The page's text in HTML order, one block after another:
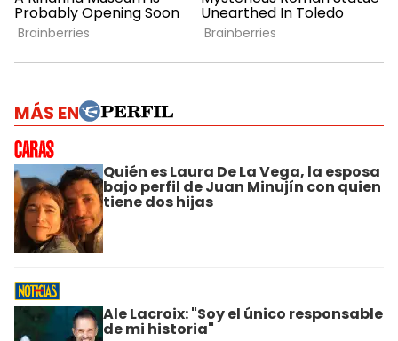
MÁS EN
Quién es Laura De La Vega, la esposa
bajo perfil de Juan Minujín con quien
tiene dos hijas
Ale Lacroix: "Soy el único responsable
de mi historia"